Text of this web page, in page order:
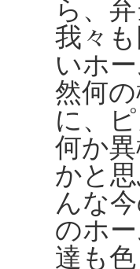
ら、
我々
いホ
然何
に、
何か
かと
んな
のホ
達も